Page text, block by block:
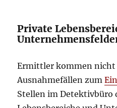
Private
Ermittler kommen nicht
Ausnahmefällen zum
Stellen im Detektivbüro